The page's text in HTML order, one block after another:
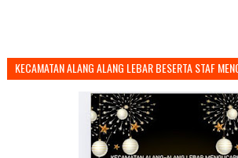
KECAMATAN ALANG ALANG LEBAR BESERTA STAF